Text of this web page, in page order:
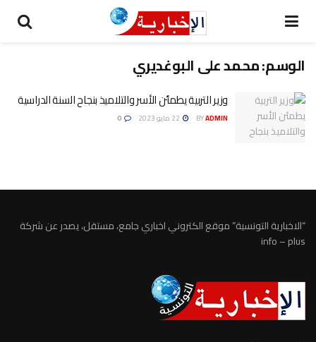
الوسم:محمد على البوغديري
وزير التربية يطمئن الأسر والتلاميذ بنجاح السنة الدراسية
BYADMIN
“الاخبارية التونسية” موقع الكتروني اخباري جامع، مستقل، يصدر عن شركة
info – plus